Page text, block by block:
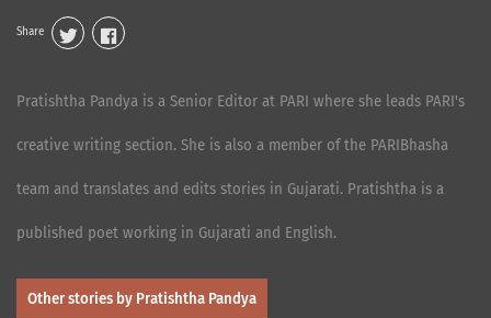
Share
Pratishtha Pandya is a Senior Editor at PARI where she leads PARI's
creative writing section. She is also a member of the PARIBhasha
team and translates and edits stories in Gujarati. Pratishtha is a
published poet working in Gujarati and English.
Other stories by Pratishtha Pandya